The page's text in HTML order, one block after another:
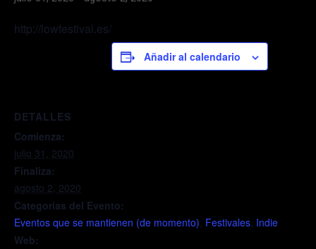
http://lowfestival.es/
Añadir al calendario
DETALLES
Comienza:
julio 31, 2020
Finaliza:
agosto 2, 2020
Categorías del Evento:
Eventos que se mantienen (de momento), Festivales, Indie
Web: